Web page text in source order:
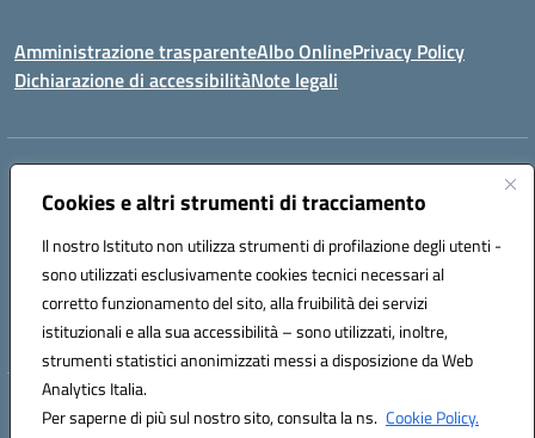
Cookies e altri strumenti di tracciamento
Il nostro Istituto non utilizza strumenti di profilazione degli utenti -
sono utilizzati esclusivamente cookies tecnici necessari al
corretto funzionamento del sito, alla fruibilità dei servizi
istituzionali e alla sua accessibilità – sono utilizzati, inoltre,
strumenti statistici anonimizzati messi a disposizione da Web
Analytics Italia.
Per saperne di più sul nostro sito, consulta la ns. Cookie Policy.
Amministrazione trasparenteAlbo OnlinePrivacy Policy
Dichiarazione di accessibilitàNote legali
Indirizzo:Via Spontini 4 (sede provvisoria) 62024, MATELICA (MC)
Centralino:(+39) 0737787634 Email:mcic80700n@istruzione.it
Codice fiscale: 92010940432
Codice meccanografico:
MCIC80700N
Codice unico di fatturazione (CUF): UF5MY2
Hosting & Powered by 3D Solution S.r.l.